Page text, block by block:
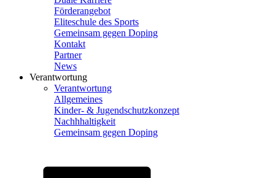
Förderangebot
Eliteschule des Sports
Gemeinsam gegen Doping
Kontakt
Partner
News
Verantwortung
Verantwortung
Allgemeines
Kinder- & Jugendschutzkonzept
Nachhhaltigkeit
Gemeinsam gegen Doping